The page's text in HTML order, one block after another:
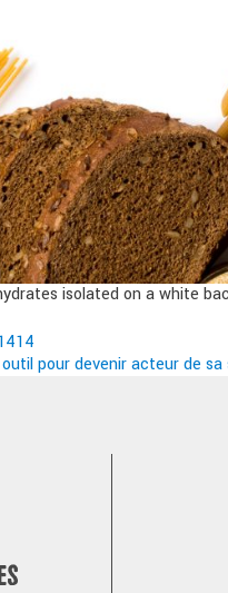
isolated on a white
pour devenir acteur de sa